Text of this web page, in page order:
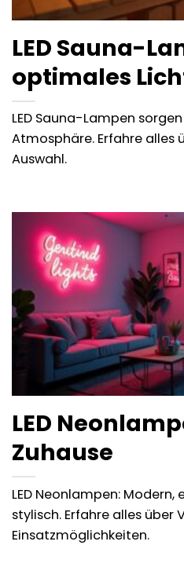
LED Sauna-
optimales
LED Sauna-Lampen
Atmosphäre. Erfahre alles
Auswahl.
LED
Zuhause
LED Neonlampen:
stylisch. Erfahre alles über
Einsatzmöglichkeiten.